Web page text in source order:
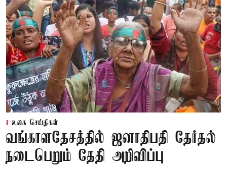
உலக செய்திகள்
வங்காளதேசத்தில் ஜனாதிபதி தேர்தல்
நடைபெறும் தேதி அறிவிப்பு